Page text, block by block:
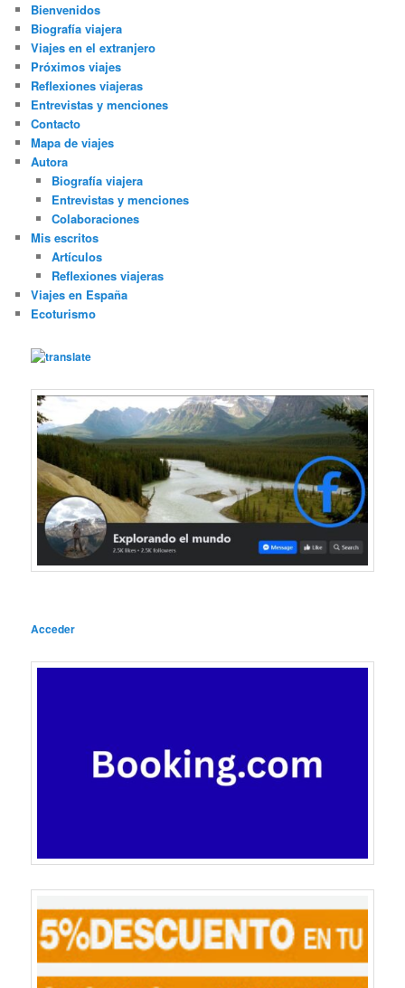
Bienvenidos
Biografía viajera
Viajes en el extranjero
Próximos viajes
Reflexiones viajeras
Entrevistas y menciones
Contacto
Mapa de viajes
Autora
Biografía viajera
Entrevistas y menciones
Colaboraciones
Mis escritos
Artículos
Reflexiones viajeras
Viajes en España
Ecoturismo
Acceder